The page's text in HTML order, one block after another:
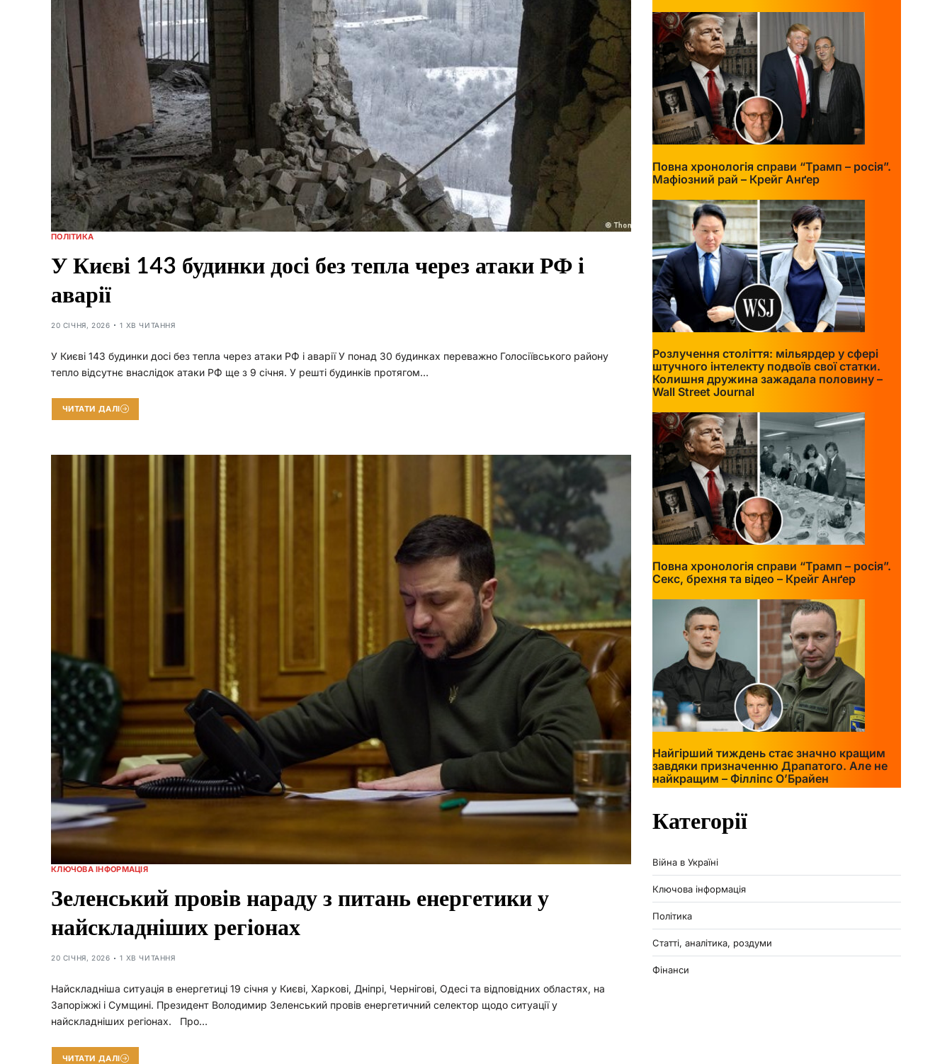
ПОЛІТИКА
У Києві 143 будинки досі без тепла через атаки РФ і
аварії
20 СІЧНЯ, 2026 1 ХВ ЧИТАННЯ
У Києві 143 будинки досі без тепла через атаки РФ і аварії У понад 30 будинках переважно Голосіївського району
тепло відсутнє внаслідок атаки РФ ще з 9 січня. У решті будинків протягом…
ЧИТАТИ ДАЛІ
КЛЮЧОВА ІНФОРМАЦІЯ
Зеленський провів нараду з питань енергетики у
найскладніших регіонах
20 СІЧНЯ, 2026 1 ХВ ЧИТАННЯ
Найскладніша ситуація в енергетиці 19 січня у Києві, Харкові, Дніпрі, Чернігові, Одесі та відповідних областях, на
Запоріжжі і Сумщині. Президент Володимир Зеленський провів енергетичний селектор щодо ситуації у
найскладніших регіонах. Про…
ЧИТАТИ ДАЛІ
Повна хронологія справи “Трамп – росія”.
Мафіозний рай – Крейг Анґер
Розлучення століття: мільярдер у сфері
штучного інтелекту подвоїв свої статки.
Колишня дружина зажадала половину –
Wall Street Journal
Повна хронологія справи “Трамп – росія”.
Секс, брехня та відео – Крейг Анґер
Найгірший тиждень стає значно кращим
завдяки призначенню Драпатого. Але не
найкращим – Філліпс О’Брайен
Категорії
Війна в Україні
Ключова інформація
Політика
Статті, аналітика, роздуми
Фінанси